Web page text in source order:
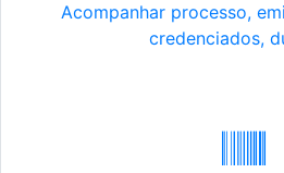
Acompanhar processo,
credenciados,